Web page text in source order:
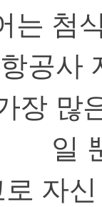
는 첨
항공사
장 많
일
로 자